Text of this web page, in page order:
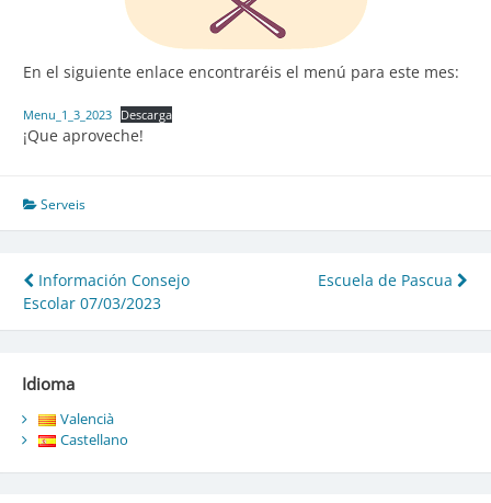
En el siguiente enlace encontraréis el menú para este mes:
Menu_1_3_2023 Descarga
¡Que aproveche!
Serveis
Navegación
de
Información Consejo
Escolar 07/03/2023
Escuela de Pascua
Idioma
Valencià
Castellano